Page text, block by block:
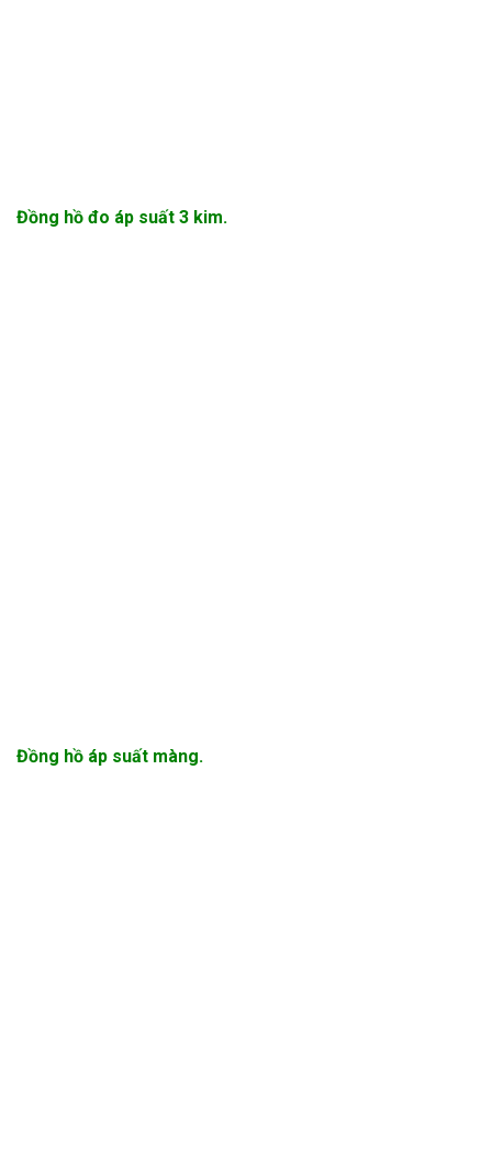
Đồng hồ đo áp suất 3 kim.
Đồng hồ áp suất màng.